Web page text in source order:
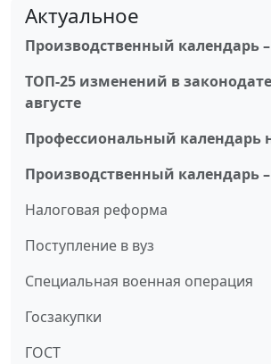
Актуальное
Производственный календарь –
ТОП-25 изменений в
августе
Профессиональный календарь
Производственный календарь –
Налоговая реформа
Поступление в вуз
Специальная военная операция
Госзакупки
ГОСТ